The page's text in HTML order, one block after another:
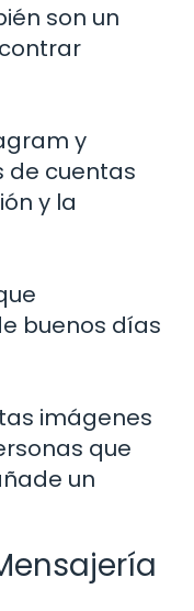
son un
y
de cuentas
y la
buenos días
imágenes
que
un